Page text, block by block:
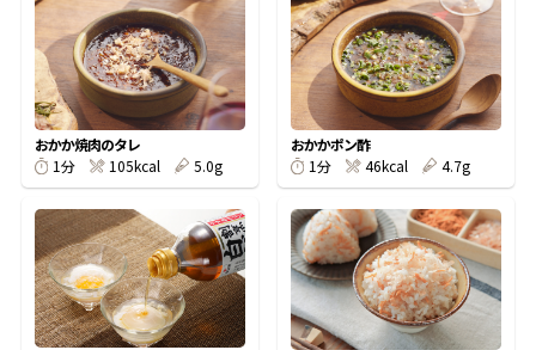
楽チン屋® ストレートつゆ
新鮮一番 『氷熟®』
かつおだしが決め手！簡単茶碗蒸し
おかか焼肉のタレ
1分
105kcal 5.0g
おかかポン酢
1分
46kcal 4.7g